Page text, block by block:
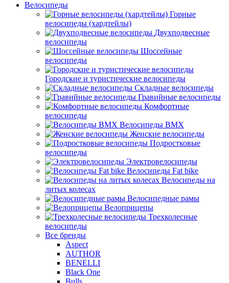
Велосипеды
Горные
велосипеды (хардтейлы)
Двухподвесные
велосипеды
Шоссейные
велосипеды
Городские и туристические велосипеды
Складные велосипеды
Гравийные велосипеды
Комфортные
велосипеды
Велосипеды BMX
Женские велосипеды
Подростковые
велосипеды
Электровелосипеды
Велосипеды Fat bike
Велосипеды на
литых колесах
Велосипедные рамы
Велоприцепы
Трехколесные
велосипеды
Все бренды
Aspect
AUTHOR
BENELLI
Black One
Bulls